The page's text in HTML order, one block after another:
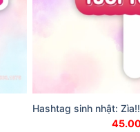
Hashtag sinh nhật: